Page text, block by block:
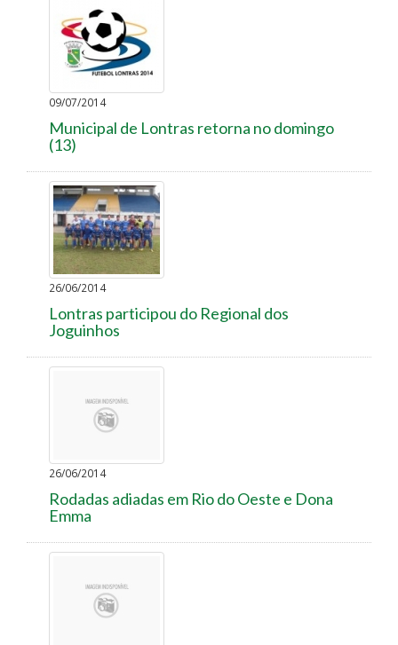
09/07/2014
Municipal de Lontras retorna no domingo
(13)
26/06/2014
Lontras participou do Regional dos
Joguinhos
26/06/2014
Rodadas adiadas em Rio do Oeste e Dona
Emma